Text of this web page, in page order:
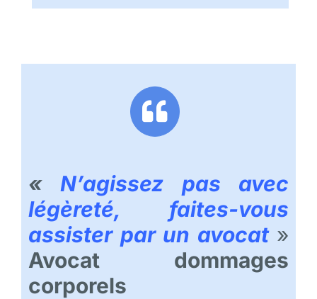
«N’agissez pas avec
légèreté, faites-vous
assister par un avocat »
Avocat dommages
corporels